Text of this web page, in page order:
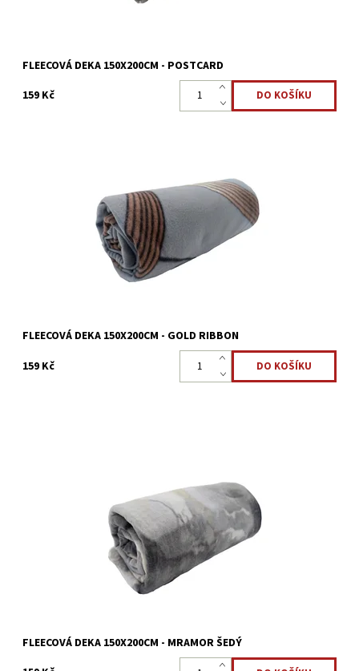
FLEECOVÁ DEKA 150X200CM - POSTCARD
159 Kč
mikrovlákna/polyester.
Skladem >5 ks
8595248439061
FLEECOVÁ DEKA 150X200CM - GOLD RIBBON
159 Kč
Fleecová deka v rozměru 150 x 200 cm vyrobena ze 100%
mikrovlákna/polyester.
Skladem >5 ks
8595248439078
FLEECOVÁ DEKA 150X200CM - MRAMOR ŠEDÝ